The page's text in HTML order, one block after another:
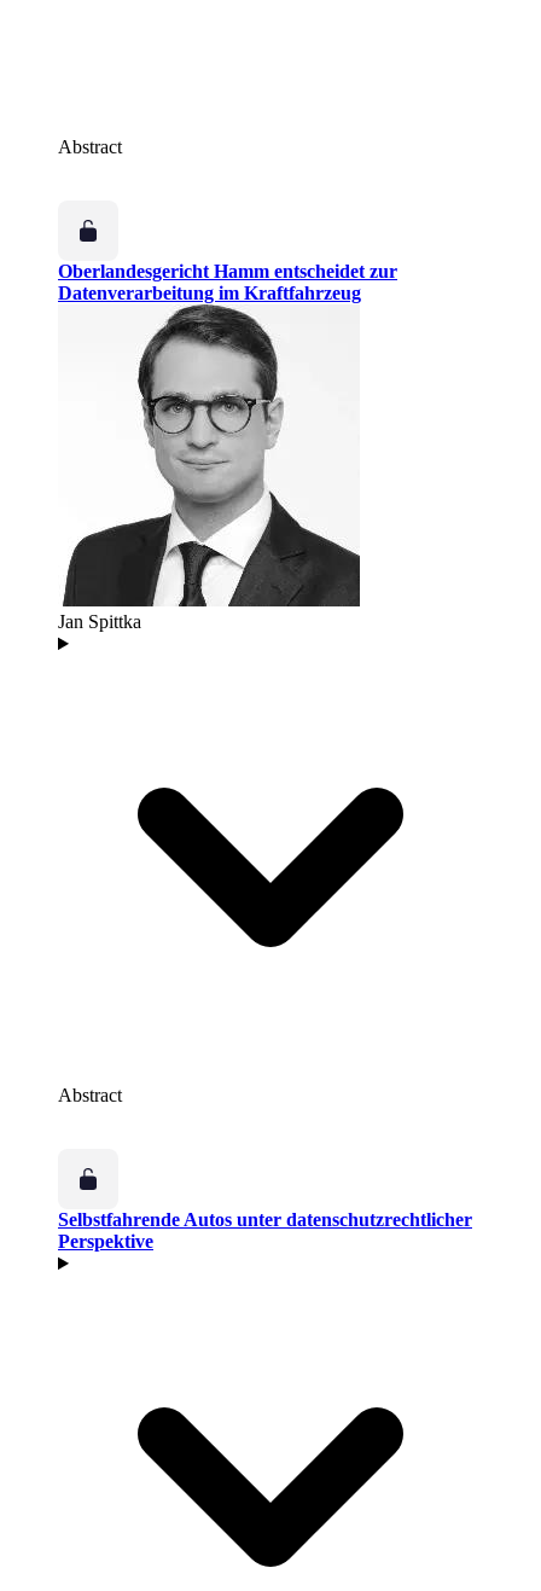
Abstract
Oberlandesgericht Hamm entscheidet zur
Datenverarbeitung im Kraftfahrzeug
Jan Spittka
Abstract
Selbstfahrende Autos unter datenschutzrechtlicher
Perspektive